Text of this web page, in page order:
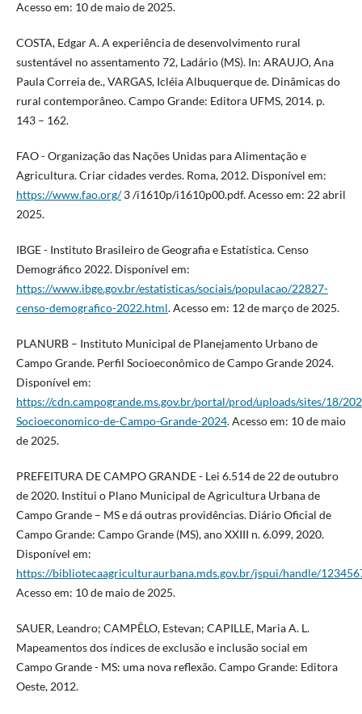
Acesso em: 10 de maio de 2025.
COSTA, Edgar A. A experiência de desenvolvimento rural
sustentável no assentamento 72, Ladário (MS). In: ARAUJO, Ana
Paula Correia de., VARGAS, Icléia Albuquerque de. Dinâmicas do
rural contemporâneo. Campo Grande: Editora UFMS, 2014. p.
143 – 162.
FAO - Organização das Nações Unidas para Alimentação e
Agricultura. Criar cidades verdes. Roma, 2012. Disponível em:
https://www.fao.org/3 /i1610p/i1610p00.pdf. Acesso em: 22 abril
2025.
IBGE - Instituto Brasileiro de Geografia e Estatística. Censo
Demográfico 2022. Disponível em:
https://www.ibge.gov.br/estatisticas/sociais/populacao/22827-
censo-demografico-2022.html. Acesso em: 12 de março de 2025.
PLANURB – Instituto Municipal de Planejamento Urbano de
Campo Grande. Perfil Socioeconômico de Campo Grande 2024.
Disponível em:
https://cdn.campogrande.ms.gov.br/portal/prod/uploads/sites/18/
Socioeconomico-de-Campo-Grande-2024. Acesso em: 10 de maio
de 2025.
PREFEITURA DE CAMPO GRANDE - Lei 6.514 de 22 de outubro
de 2020. Institui o Plano Municipal de Agricultura Urbana de
Campo Grande – MS e dá outras providências. Diário Oficial de
Campo Grande: Campo Grande (MS), ano XXIII n. 6.099, 2020.
Disponível em:
https://bibliotecaagriculturaurbana.mds.gov.br/jspui/handle/
Acesso em: 10 de maio de 2025.
SAUER, Leandro; CAMPÊLO, Estevan; CAPILLE, Maria A. L.
Mapeamentos dos índices de exclusão e inclusão social em
Campo Grande - MS: uma nova reflexão. Campo Grande: Editora
Oeste, 2012.